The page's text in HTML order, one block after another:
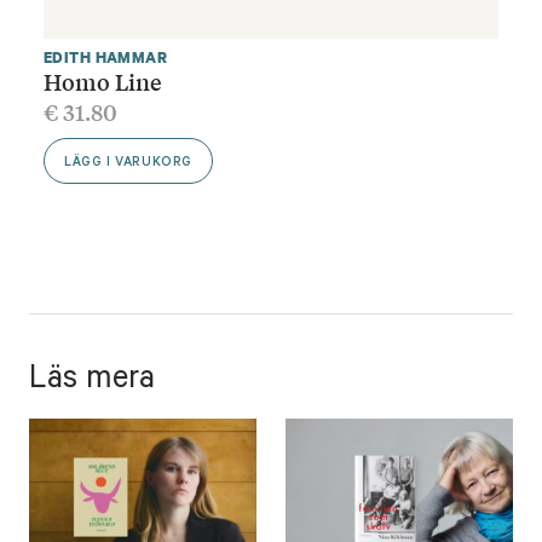
EDITH HAMMAR
Homo Line
€31.80
LÄGG I VARUKORG
Läs mera